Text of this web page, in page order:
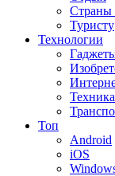
Страны
Туристу
Технологии
Техника
Топ
Android
iOS